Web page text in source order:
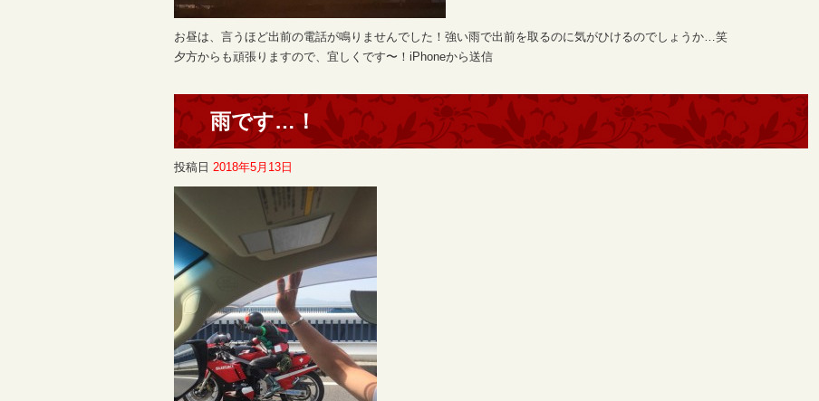
お昼は、言うほど出前の電話が鳴りませんでした！強い雨で出前を取るのに気がひけるのでしょうか…笑
夕方からも頑張りますので、宜しくです〜！iPhoneから送信
雨です…！
投稿日 2018年5月13日